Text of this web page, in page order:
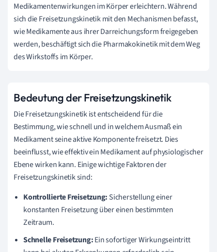
Medikamentenwirkungen im Körper erleichtern. Während
sich die Freisetzungskinetik mit den Mechanismen befasst,
wie Medikamente aus ihrer Darreichungsform freigegeben
werden, beschäftigt sich die Pharmakokinetik mit dem Weg
des Wirkstoffs im Körper.
Bedeutung der Freisetzungskinetik
Die Freisetzungskinetik ist entscheidend für die
Bestimmung, wie schnell und in welchem Ausmaß ein
Medikament seine aktive Komponente freisetzt. Dies
beeinflusst, wie effektiv ein Medikament auf physiologischer
Ebene wirken kann. Einige wichtige Faktoren der
Freisetzungskinetik sind:
Kontrollierte Freisetzung: Sicherstellung einer
konstanten Freisetzung über einen bestimmten
Zeitraum.
Schnelle Freisetzung:Ein sofortiger Wirkungseintritt